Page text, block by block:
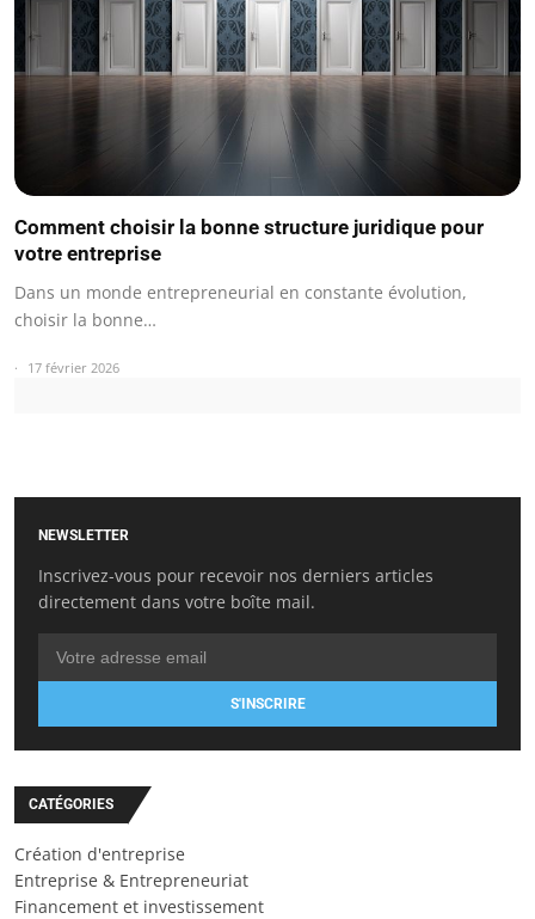
Comment choisir la bonne structure juridique pour
votre entreprise
Dans un monde entrepreneurial en constante évolution,
choisir la bonne…
17 février 2026
NEWSLETTER
Inscrivez-vous pour recevoir nos derniers articles
directement dans votre boîte mail.
S'INSCRIRE
CATÉGORIES
Création d'entreprise
Entreprise & Entrepreneuriat
Financement et investissement